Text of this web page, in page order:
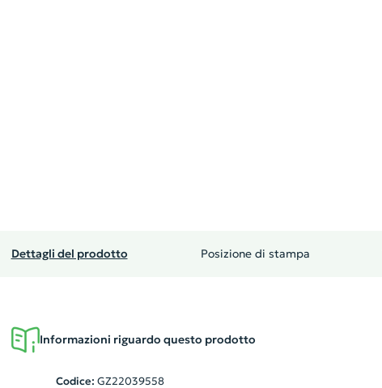
Dettagli del prodotto Posizione di stampa
Informazioni riguardo questo prodotto
Codice: GZ22039558